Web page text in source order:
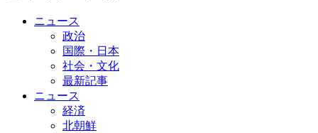
ニュース
政治
国際・日本
社会・文化
最新記事
ニュース
経済
北朝鮮